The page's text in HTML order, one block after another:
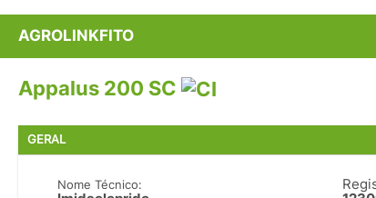
Conversor Colunistas Eventos
AGROLINKFITO
Appalus 200 SC
GERAL
Nome Técnico: